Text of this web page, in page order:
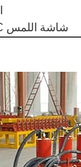
شاشة اللمس PLC تتبنى الماركات المحلية المشهورة.